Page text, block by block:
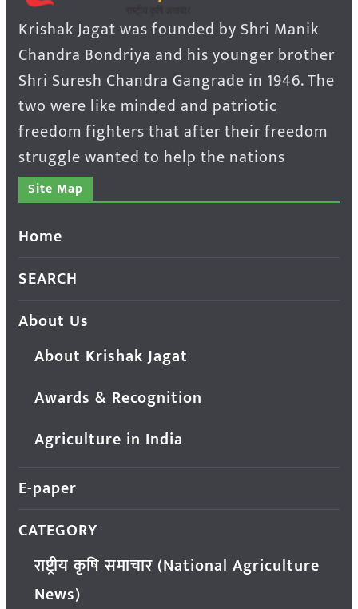
Krishak Jagat was founded by Shri Manik
Chandra Bondriya and his younger brother
Shri Suresh Chandra Gangrade in 1946. The
two were like minded and patriotic
freedom fighters that after their freedom
struggle wanted to help the nations
Site Map
Home
SEARCH
About Us
About Krishak Jagat
Awards & Recognition
Agriculture in India
E-paper
CATEGORY
राष्ट्रीय कृषि समाचार (National Agriculture
News)